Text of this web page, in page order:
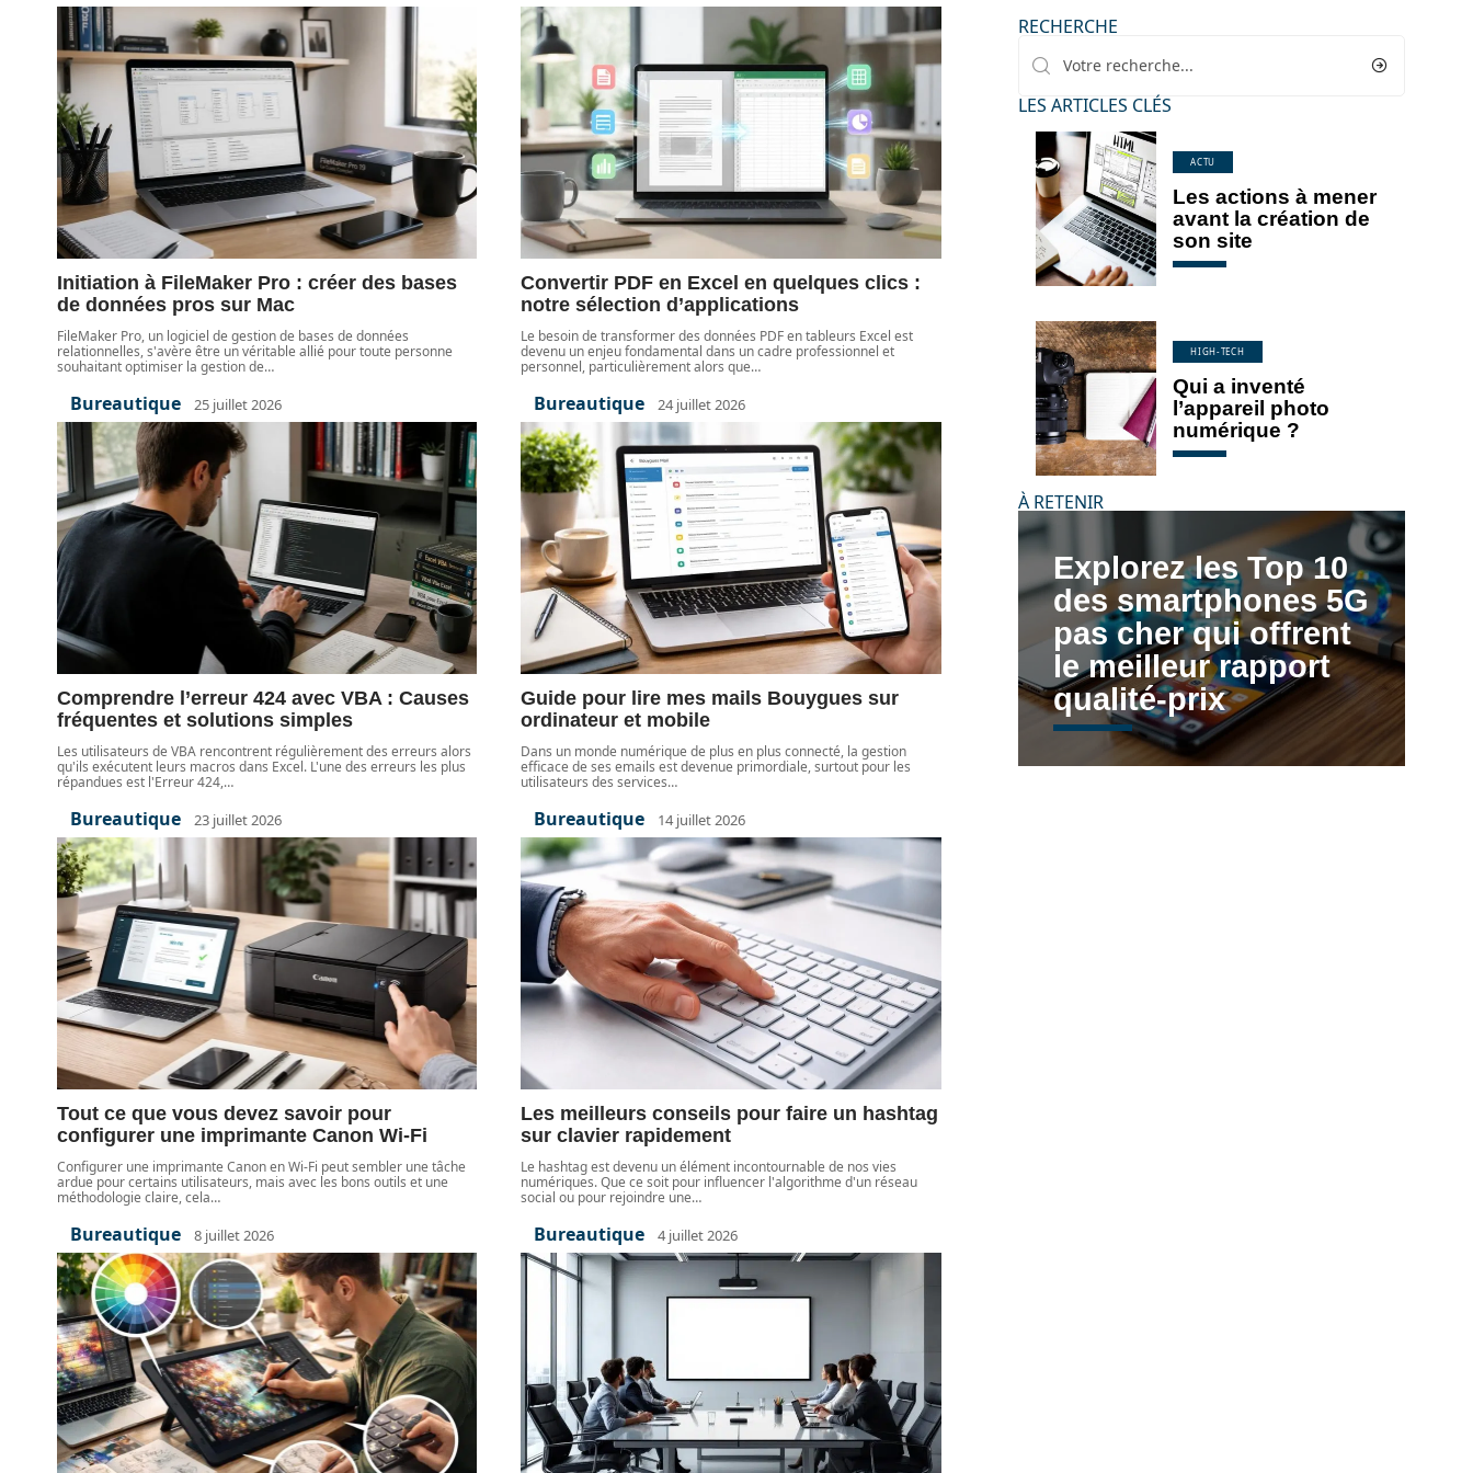
Initiation à FileMaker Pro : créer des bases
de données pros sur Mac
FileMaker Pro, un logiciel de gestion de bases de données
relationnelles, s'avère être un véritable allié pour toute personne
souhaitant optimiser la gestion de…
Bureautique 25 juillet 2026
Convertir PDF en Excel en quelques clics :
notre sélection d’applications
Le besoin de transformer des données PDF en tableurs Excel est
devenu un enjeu fondamental dans un cadre professionnel et
personnel, particulièrement alors que…
Bureautique 24 juillet 2026
Comprendre l’erreur 424 avec VBA : Causes
fréquentes et solutions simples
Les utilisateurs de VBA rencontrent régulièrement des erreurs alors
qu'ils exécutent leurs macros dans Excel. L'une des erreurs les plus
répandues est l'Erreur 424,…
Bureautique 23 juillet 2026
Guide pour lire mes mails Bouygues sur
ordinateur et mobile
Dans un monde numérique de plus en plus connecté, la gestion
efficace de ses emails est devenue primordiale, surtout pour les
utilisateurs des services…
Bureautique 14 juillet 2026
Tout ce que vous devez savoir pour
configurer une imprimante Canon Wi-Fi
Configurer une imprimante Canon en Wi-Fi peut sembler une tâche
ardue pour certains utilisateurs, mais avec les bons outils et une
méthodologie claire, cela…
Bureautique 8 juillet 2026
Les meilleurs conseils pour faire un hashtag
sur clavier rapidement
Le hashtag est devenu un élément incontournable de nos vies
numériques. Que ce soit pour influencer l'algorithme d'un réseau
social ou pour rejoindre une…
Bureautique 4 juillet 2026
RECHERCHE
LES ARTICLES CLÉS
ACTU
Les actions à mener
avant la création de
son site
HIGH-TECH
Qui a inventé
l’appareil photo
numérique ?
À RETENIR
Explorez les Top 10
des smartphones 5G
pas cher qui offrent
le meilleur rapport
qualité-prix